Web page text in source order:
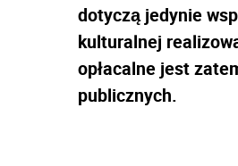
dotyczą jedynie
kulturalnej
opłacalne jest
publicznych.